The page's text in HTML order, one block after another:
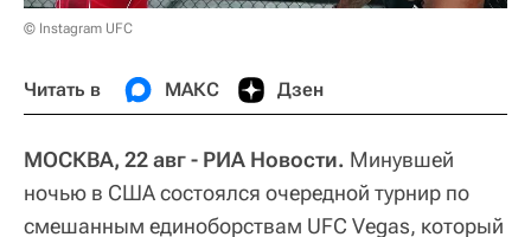
© Instagram UFC
Читать в МАКС Дзен
МОСКВА, 22 авг - РИА Новости. Минувшей
ночью в США состоялся очередной турнир по
смешанным единоборствам UFC Vegas, который